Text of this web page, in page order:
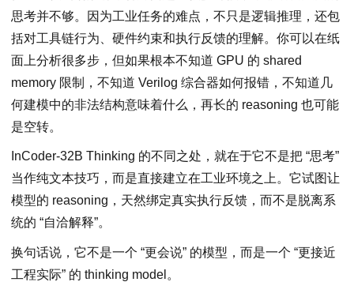
思考并不够。因为工业任务的难点，不只是逻辑推理，还包
括对工具链行为、硬件约束和执行反馈的理解。你可以在纸
面上分析很多步，但如果根本不知道 GPU 的 shared
memory 限制，不知道 Verilog 综合器如何报错，不知道几
何建模中的非法结构意味着什么，再长的 reasoning 也可能
是空转。
InCoder-32B Thinking 的不同之处，就在于它不是把 “思考”
当作纯文本技巧，而是直接建立在工业环境之上。它试图让
模型的 reasoning，天然绑定真实执行反馈，而不是脱离系
统的 “自洽解释”。
换句话说，它不是⼀个 “更会说” 的模型，而是⼀个 “更接近
工程实际” 的 thinking model。